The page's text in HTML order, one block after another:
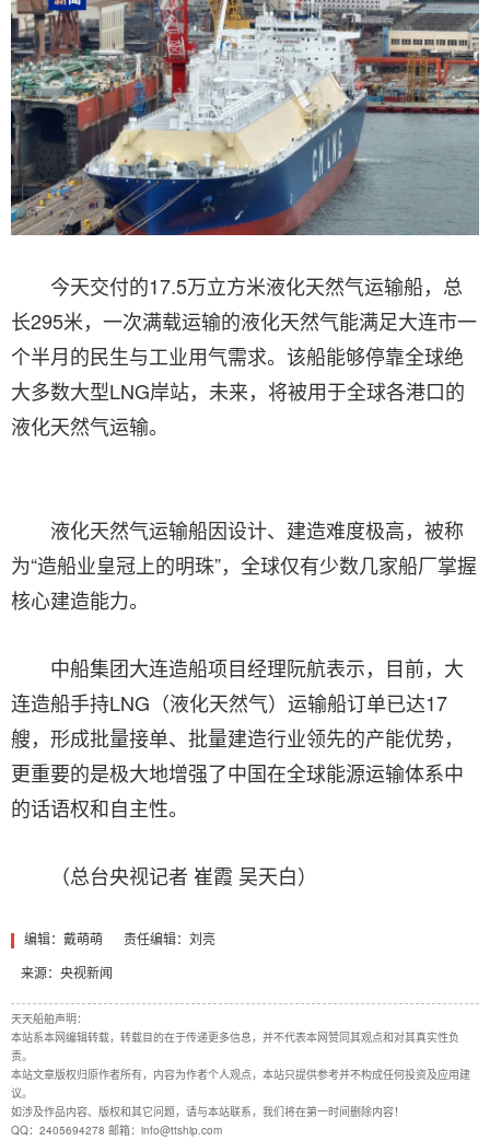
今天交付的17.5万立方米液化天然气运输船，总
长295米，一次满载运输的液化天然气能满足大连市一
个半月的民生与工业用气需求。该船能够停靠全球绝
大多数大型LNG岸站，未来，将被用于全球各港口的
液化天然气运输。
液化天然气运输船因设计、建造难度极高，被称
为“造船业皇冠上的明珠”，全球仅有少数几家船厂掌握
核心建造能力。
中船集团大连造船项目经理阮航表示，目前，大
连造船手持LNG（液化天然气）运输船订单已达17
艘，形成批量接单、批量建造行业领先的产能优势，
更重要的是极大地增强了中国在全球能源运输体系中
的话语权和自主性。
（总台央视记者 崔霞 吴天白）
编辑：戴萌萌
责任编辑：刘亮
来源：央视新闻
天天船舶声明：
本站系本网编辑转载，转载目的在于传递更多信息，并不代表本网赞同其观点和对其真实性负
责。
本站文章版权归原作者所有，内容为作者个人观点，本站只提供参考并不构成任何投资及应用建
议。
如涉及作品内容、版权和其它问题，请与本站联系，我们将在第一时间删除内容！
QQ：2405694278 邮箱：info@ttship.com